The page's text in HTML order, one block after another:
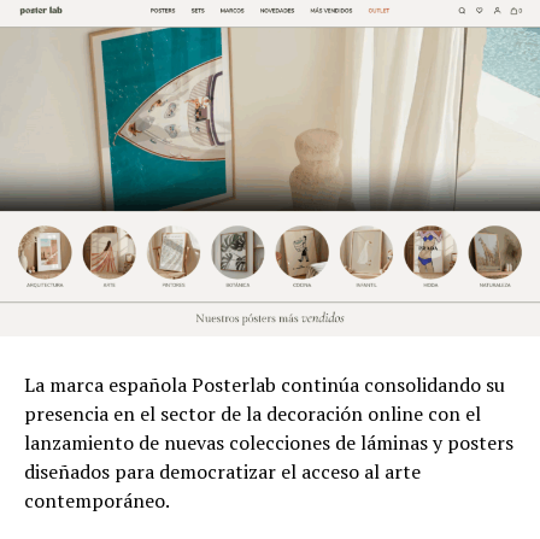
La marca española Posterlab continúa consolidando su
presencia en el sector de la decoración online con el
lanzamiento de nuevas colecciones de láminas y posters
diseñados para democratizar el acceso al arte
contemporáneo.